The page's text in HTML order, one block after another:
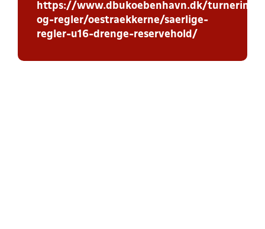
https://www.dbukoebenhavn.dk/
og-regler/oestraekkerne/saerlige-
regler-u16-drenge-reservehold/